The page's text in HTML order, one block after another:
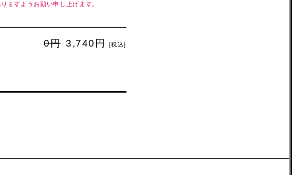
ますようお願い申し上げます。
0円 3,740円 [税込]